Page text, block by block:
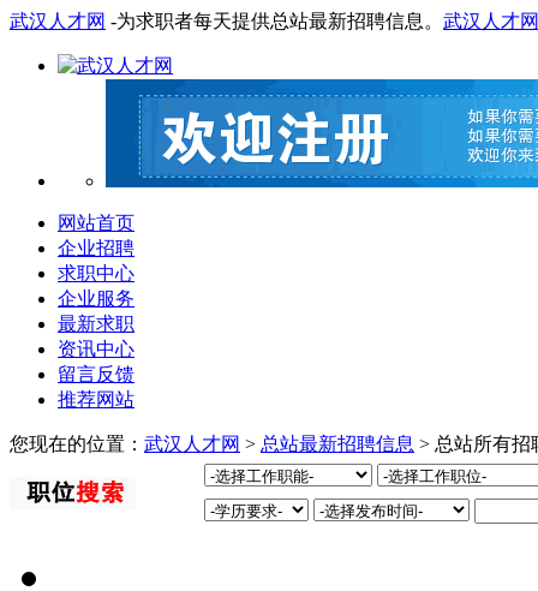
武汉人才网 -为求职者每天提供总站最新招聘信息。 武汉人才网
网站首页
企业招聘
求职中心
企业服务
最新求职
资讯中心
留言反馈
推荐网站
您现在的位置： 武汉人才网 > 总站最新招聘信息 > 总站所有招